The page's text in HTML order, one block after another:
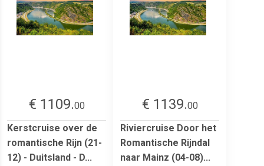
€ 1109.00
Kerstcruise over de
romantische Rijn (21-
12) - Duitsland - D...
€ 1139.00
Riviercruise Door het
Romantische Rijndal
naar Mainz (04-08)...